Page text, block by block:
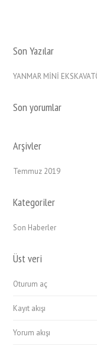
Son Yazılar
YANMAR MİNİ
Son yorumlar
Arşivler
Temmuz 2019
Kategoriler
Son Haberler
Üst veri
Oturum aç
Kayıt akışı
Yorum akışı